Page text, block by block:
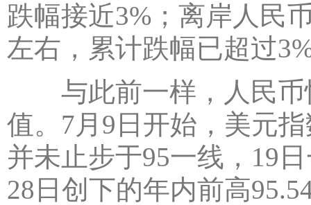
跌幅接近3%；离岸人民
左右，累计跌幅已超过
与此前一样，人民币
值。7月9日开始，美元
并未止步于95一线，19
28日创下的年内前高